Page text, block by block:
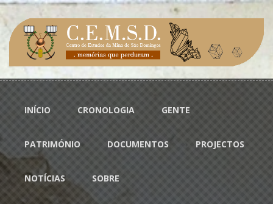
Passar para o conteúdo principal
Menu principal
INÍCIO CRONOLOGIA GENTE
PATRIMÓNIO DOCUMENTOS PROJECTOS
NOTÍCIAS SOBRE